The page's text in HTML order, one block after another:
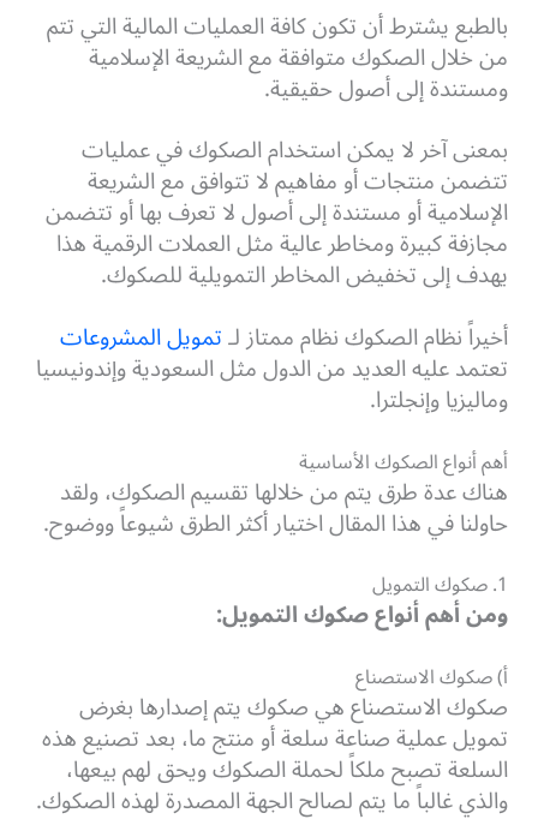
بالطبع يشترط أن تكون كافة العمليات المالية التي تتم
من خلال الصكوك متوافقة مع الشريعة الإسلامية
ومستندة إلى أصول حقيقية.
بمعنى آخر لا يمكن استخدام الصكوك في عمليات
تتضمن منتجات أو مفاهيم لا تتوافق مع الشريعة
الإسلامية أو مستندة إلى أصول لا تعرف بها أو تتضمن
مجازفة كبيرة ومخاطر عالية مثل العملات الرقمية هذا
يهدف إلى تخفيض المخاطر التمويلية للصكوك.
أخيراً نظام الصكوك نظام ممتاز لـتمويل المشروعات
تعتمد عليه العديد من الدول مثل السعودية وإندونيسيا
وماليزيا وإنجلترا.
أهم أنواع الصكوك الأساسية
هناك عدة طرق يتم من خلالها تقسيم الصكوك، ولقد
حاولنا في هذا المقال اختيار أكثر الطرق شيوعاً ووضوح.
1. صكوك التمويل
ومن أهم أنواع صكوك التمويل:
أ) صكوك الاستصناع
صكوك الاستصناع هي صكوك يتم إصدارها بغرض
تمويل عملية صناعة سلعة أو منتج ما، بعد تصنيع هذه
السلعة تصبح ملكاً لحملة الصكوك ويحق لهم بيعها،
والذي غالباً ما يتم لصالح الجهة المصدرة لهذه الصكوك.